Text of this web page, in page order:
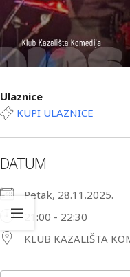
Ulaznice
KUPI ULAZNICE
DATUM
Petak, 28.11.2025.
21:00 - 22:30
KLUB KAZALIŠTA